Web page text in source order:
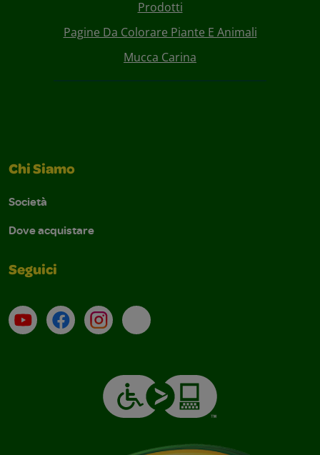
Prodotti
Pagine Da Colorare Piante E Animali
Mucca Carina
Chi Siamo
Società
Dove acquistare
Seguici
Su YouTube
ContattiProfilo Instagram
Email